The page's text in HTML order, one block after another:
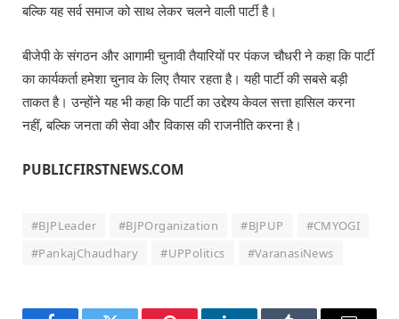
बल्कि यह सर्व समाज को साथ लेकर चलने वाली पार्टी है।
बीजेपी के संगठन और आगामी चुनावी तैयारियों पर पंकज चौधरी ने कहा कि पार्टी
का कार्यकर्ता हमेशा चुनाव के लिए तैयार रहता है। यही पार्टी की सबसे बड़ी
ताकत है। उन्होंने यह भी कहा कि पार्टी का उद्देश्य केवल सत्ता हासिल करना
नहीं, बल्कि जनता की सेवा और विकास की राजनीति करना है।
PUBLICFIRSTNEWS.COM
#BJPLeader #BJPOrganization #BJPUP
#CMYOGI
#PankajChaudhary
#UPPolitics #VaranasiNews